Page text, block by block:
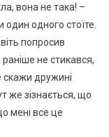
вона не така! –
одного стоїте.
попросив
не стикався,
скажи дружині
же зізнається, що
мені все це